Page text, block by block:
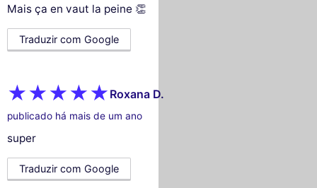
Mais ça en vaut la peine 👏
Traduzir com Google
Roxana D.
publicado há mais de um ano
super
Traduzir com Google